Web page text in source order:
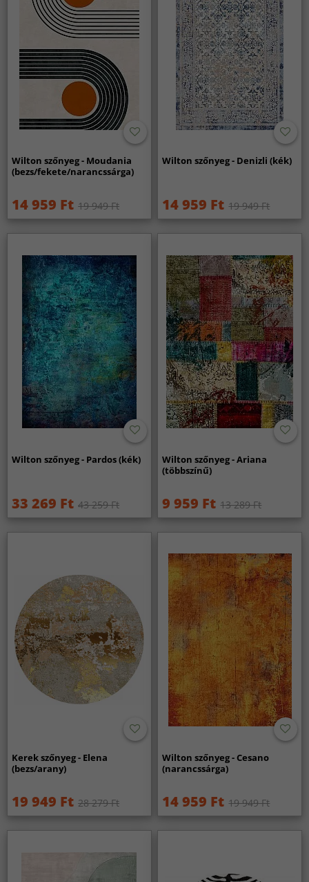
Wilton szőnyeg - Moudania
(bezs/fekete/narancssárga)
14 959 Ft 19 949 Ft
Wilton szőnyeg - Denizli (kék)
14 959 Ft 19 949 Ft
Wilton szőnyeg - Pardos (kék)
33 269 Ft 43 259 Ft
Wilton szőnyeg - Ariana
(többszínű)
9 959 Ft 13 289 Ft
Kerek szőnyeg - Elena
(bezs/arany)
19 949 Ft 28 279 Ft
Wilton szőnyeg - Cesano
(narancssárga)
14 959 Ft 19 949 Ft